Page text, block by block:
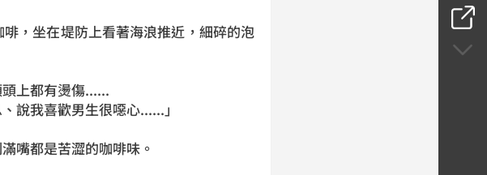
，坐在堤防上看著海浪推近，細碎的泡
上都有燙傷......
說我喜歡男生很噁心......」
嘴都是苦澀的咖啡味。